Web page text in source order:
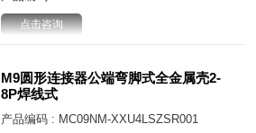
点击咨询
M9圆形连接器公端弯脚式全金属壳2-
8P焊线式
产品编码 : MC09NM-XXU4LSZSR001